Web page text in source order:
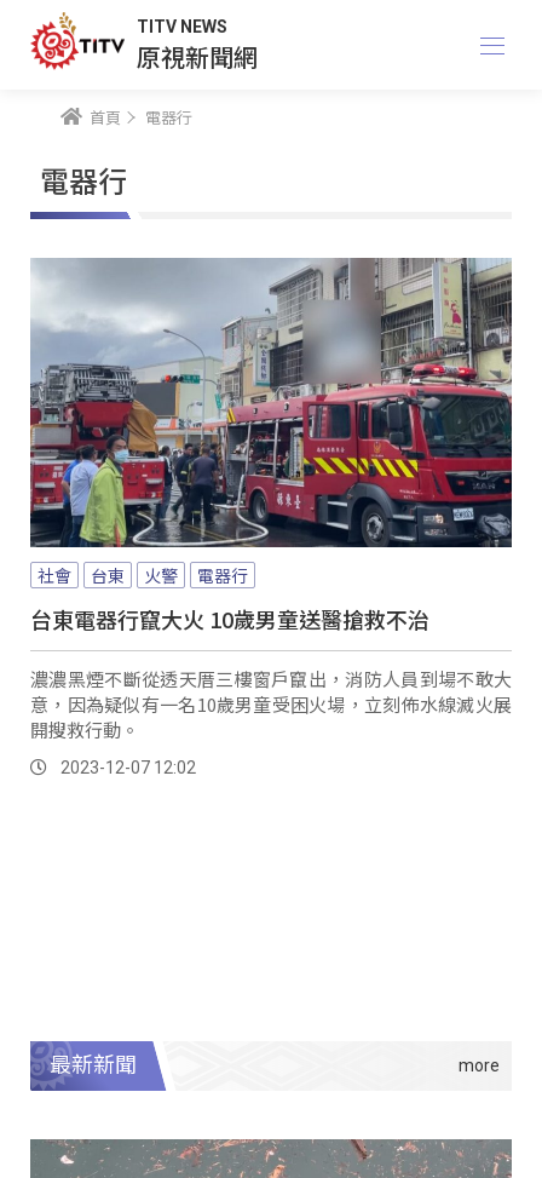
TITV NEWS
原視新聞網
首頁 電器行
電器行
社會 台東 火警 電器行
台東電器行竄大火 10歲男童送醫搶救不治
濃濃黑煙不斷從透天厝三樓窗戶竄出，消防人員到場不敢大
意，因為疑似有一名10歲男童受困火場，立刻佈水線滅火展
開搜救行動。
2023-12-07 12:02
最新新聞